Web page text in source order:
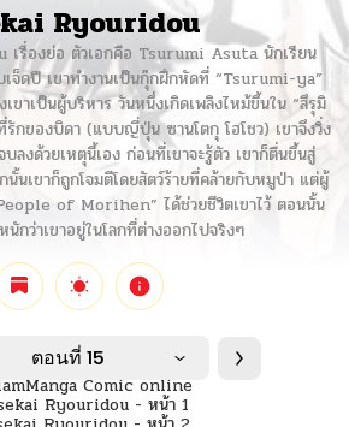
Ryouridou
รื่องย่อ ตัวเอกคือ Tsurumi Asuta นักเรียน
จ็ดปี เขาทำงานเป็นกุ๊กฝึกหัดที่ “Tsurumi-ya”
ขาเป็นผู้บริหาร วันหนึ่งเกิดเพลิงไหม้ขึ้นใน “สึรุมิ
รักของบิดา (แบบญี่ปุ่น ซานโตกุ โฮโชว) เขาจึงวิ่ง
ลงด้วยเหตุนี้เอง ก่อนที่เขาจะรู้ตัว เขาก็ตื่นขึ้นสู่
นเขาก็ถูกโจมตีโดยสัตว์ร้ายที่คล้ายกับหมูป่า แต่ผู้
of Morihen” ได้ช่วยชีวิตเขาไว้ ตอนนั้น
นักว่าเขาอยู่ในโลกที่ต่างออกไปจริงๆ
ตอนที่ 15